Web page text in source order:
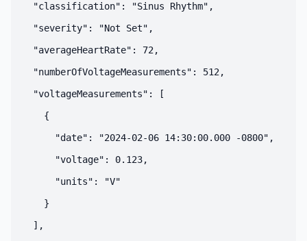
  "classification": "Sinus Rhythm",
  "severity": "Not Set",
  "averageHeartRate": 72,
  "numberOfVoltageMeasurements": 512,
  "voltageMeasurements": [
    {
      "date": "2024-02-06 14:30:00.000 -0800",
      "voltage": 0.123,
      "units": "V"
    }
  ],